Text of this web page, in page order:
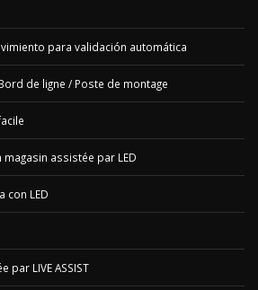
para validación automática
de ligne / Poste de montage
magasin assistée par LED
con LED
par LIVE ASSIST